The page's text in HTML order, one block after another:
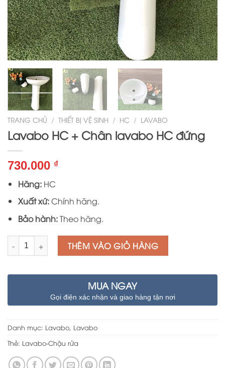
TRANG CHỦ / THIẾT BỊ VỆ SINH / HC / LAVABO
Lavabo HC + Chân lavabo HC đứng
730.000 ₫
Hãng: HC
Xuất xứ:Chính hãng.
Bảo hành:Theo hãng.
Số lượng THÊM VÀO GIỎ HÀNG
MUA NGAY
Gọi điện xác nhận và giao hàng tận nơi
Danh mục: Lavabo Lavabo
Thẻ: Lavabo-Chậu rửa